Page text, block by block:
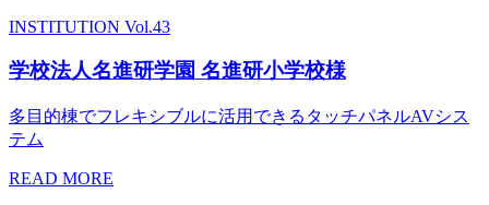
INSTITUTION Vol.43
学校法人名進研学園 名進研小学校様
多目的棟でフレキシブルに活用できるタッチパネルAVシス
テム
READ MORE